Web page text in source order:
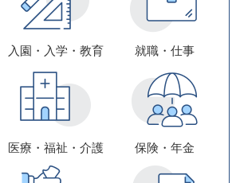
入園・入学・教育 就職・仕事
医療・福祉・介護 保険・年金